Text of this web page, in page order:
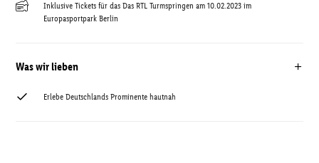
Inklusive Tickets für das Das RTL Turmspringen am 10.02.2023 im
Europasportpark Berlin
Was wir lieben
Erlebe Deutschlands Prominente hautnah